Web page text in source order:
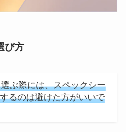
び方
ぶ際には、スペックシー
るのは避けた方がいいで